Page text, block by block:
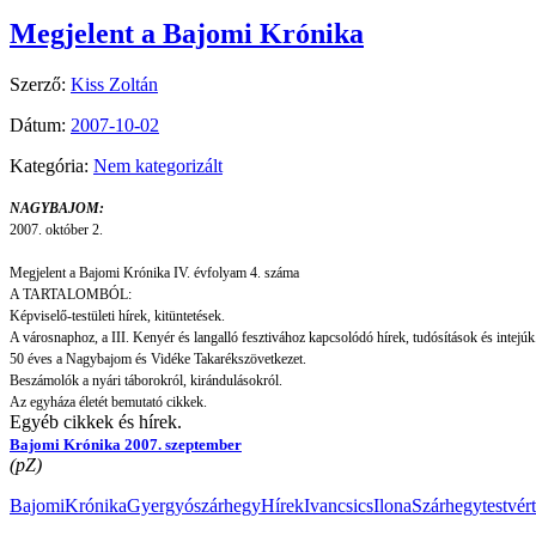
Megjelent a Bajomi Krónika
Szerző: Kiss Zoltán
Dátum: 2007-10-02
Kategória: Nem kategorizált
NAGYBAJOM:
2007. október 2.
Megjelent a Bajomi Krónika IV. évfolyam 4. száma
A TARTALOMBÓL:
Képviselő-testületi hírek, kitüntetések.
A városnaphoz, a III. Kenyér és langalló fesztivához kapcsolódó hírek, tudósítások és intejúk.
50 éves a Nagybajom és Vidéke Takarékszövetkezet.
Beszámolók a nyári táborokról, kirándulásokról.
Az egyháza életét bemutató cikkek.
Egyéb cikkek és hírek.
Bajomi Krónika 2007. szeptember
(pZ)
BajomiKrónikaGyergyószárhegyHírekIvancsicsIlonaSzárhegy